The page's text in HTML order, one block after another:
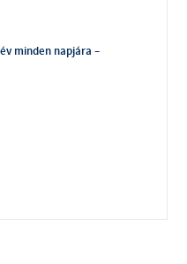
minden napjára –